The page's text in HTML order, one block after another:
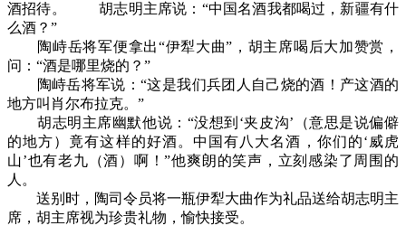
酒招待。 胡志明主席说：“中国名酒我都喝过，新疆有什
么酒？”
陶峙岳将军便拿出“伊犁大曲”，胡主席喝后大加赞赏，
问：“酒是哪里烧的？”
陶峙岳将军说：“这是我们兵团人自己烧的酒！产这酒的
地方叫肖尔布拉克。”
胡志明主席幽默他说：“没想到‘夹皮沟’（意思是说偏僻
的地方）竟有这样的好酒。中国有八大名酒，你们的‘威虎
山’也有老九（酒）啊！”他爽朗的笑声，立刻感染了周围的
人。
送别时，陶司令员将一瓶伊犁大曲作为礼品送给胡志明主
席，胡主席视为珍贵礼物，愉快接受。